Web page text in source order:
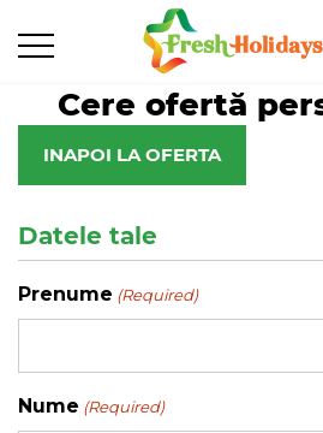
Cere ofertă
INAPOI LA OFERTA
Datele tale
Prenume (Required)
Nume (Required)